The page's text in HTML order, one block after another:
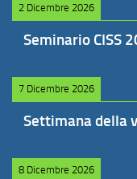
2 Dicembre 2026
Seminario CISS
7 Dicembre 2026
Settimana della
8 Dicembre 2026